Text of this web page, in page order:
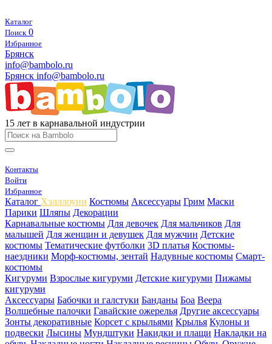
Каталог
Поиск 0
Избранное
Брянск
info@bambolo.ru
Брянск info@bambolo.ru
15 лет в карнавальной индустрии
Контакты
Войти
Избранное
Каталог Хэлллоуин Костюмы Аксессуары Грим Маски
Парики Шляпы Декорации
Карнавальные костюмы Для девочек Для мальчиков Для
малышей Для женщин и девушек Для мужчин Детские
костюмы Тематические футболки 3D платья Костюмы-
наездники Морф-костюмы, зентай Надувные костюмы Смарт-
костюмы
Кигуруми Взрослые кигуруми Детские кигуруми Пижамы
кигуруми
Аксессуары Бабочки и галстуки Банданы Боа Веера
Волшебные палочки Гавайские ожерелья Другие аксессуары
Зонты декоративные Корсет с крыльями Крылья Кулоны и
подвески Лысины Мундштуки Накидки и плащи Накладки на